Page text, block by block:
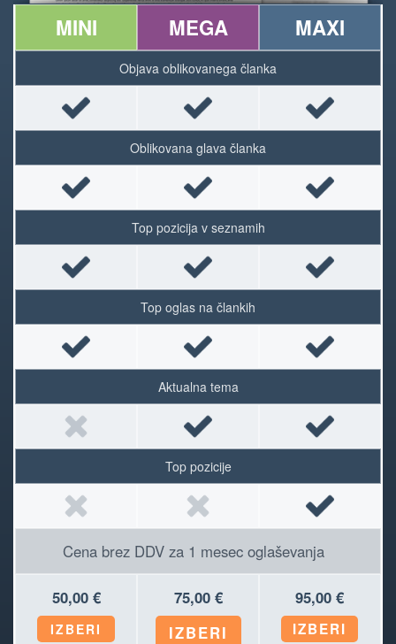
MINI MEGA MAXI
Objava oblikovanega članka
Oblikovana glava članka
Top pozicija v seznamih
Top oglas na člankih
Aktualna tema
Top pozicije
Cena brez DDV za 1 mesec oglaševanja
50,00 €
IZBERI
75,00 €
IZBERI
95,00 €
IZBERI